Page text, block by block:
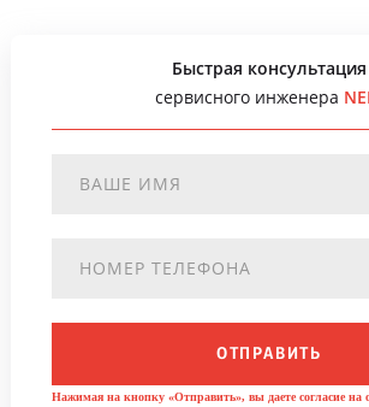
Быстрая консультация
сервисного инженера
ОТПРАВИТЬ
Нажимая на кнопку «Отправить», вы даете согласие на